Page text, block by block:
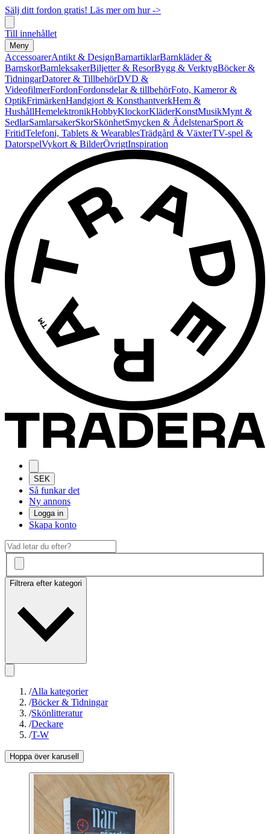
Sälj ditt fordon gratis! Läs mer om hur ->
Till innehållet
Meny
AccessoarerAntikt & DesignBarnartiklarBarnkläder &
BarnskorBarnleksakerBiljetter & ResorBygg & VerktygBöcker &
TidningarDatorer & TillbehörDVD &
VideofilmerFordonFordonsdelar & tillbehörFoto, Kameror &
OptikFrimärkenHandgjort & KonsthantverkHem &
HushållHemelektronikHobbyKlockorKläderKonstMusikMynt &
SedlarSamlarsakerSkorSkönhetSmycken & ÄdelstenarSport &
FritidTelefoni, Tablets & WearablesTrädgård & VäxterTV-spel &
DatorspelVykort & BilderÖvrigtInspiration
SEK
Så funkar det
Ny annons
Logga in
Skapa konto
Filtrera efter kategori
/Alla kategorier
/Böcker & Tidningar
/Skönlitteratur
/Deckare
/T-W
Hoppa över karusell